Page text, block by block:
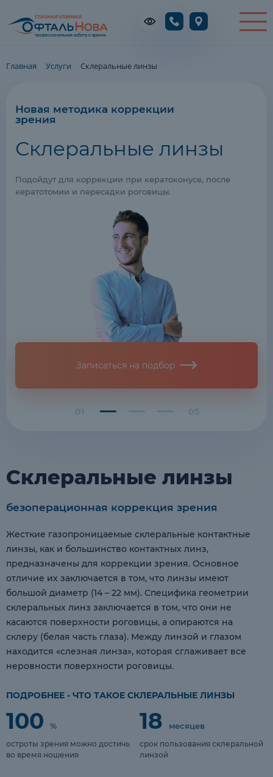
Главная Услуги Склеральные линзы
Новая методика коррекции
зрения
Склеральные линзы
Подойдут для коррекции при кератоконусе, после
кератотомии и пересадки роговицы.
Записаться на подбор
1 5
Склеральные линзы
безоперационная коррекция зрения
Жесткие газопроницаемые склеральные контактные
линзы, как и большинство контактных линз,
предназначены для коррекции зрения. Основное
отличие их заключается в том, что линзы имеют
большой диаметр (14 – 22 мм). Специфика геометрии
склеральных линз заключается в том, что они не
касаются поверхности роговицы, а опираются на
склеру (белая часть глаза). Между линзой и глазом
находится «слезная линза», которая сглаживает все
неровности поверхности роговицы.
ПОДРОБНЕЕ - ЧТО ТАКОЕ СКЛЕРАЛЬНЫЕ ЛИНЗЫ
100 %
остроты зрения можно достичь
во время ношения
18 месяцев
срок пользования склеральной
линзой